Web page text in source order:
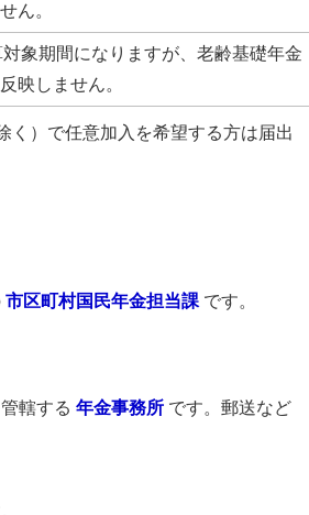
ん。
対象期間になりますが、老齢基礎年金
映しません。
く）で任意加入を希望する方は届出
市区町村国民年金担当課 です。
轄する 年金事務所 です。郵送など